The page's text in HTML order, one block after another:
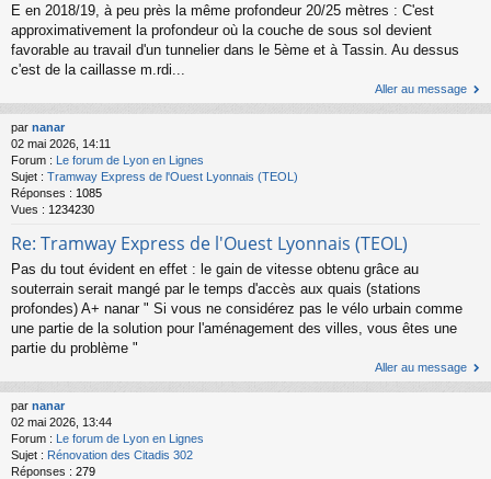
E en 2018/19, à peu près la même profondeur 20/25 mètres : C'est
approximativement la profondeur où la couche de sous sol devient
favorable au travail d'un tunnelier dans le 5ème et à Tassin. Au dessus
c'est de la caillasse m.rdi...
Aller au message
par nanar
02 mai 2026, 14:11
Forum : Le forum de Lyon en Lignes
Sujet : Tramway Express de l'Ouest Lyonnais (TEOL)
Réponses : 1085
Vues : 1234230
Re: Tramway Express de l'Ouest Lyonnais (TEOL)
Pas du tout évident en effet : le gain de vitesse obtenu grâce au
souterrain serait mangé par le temps d'accès aux quais (stations
profondes) A+ nanar " Si vous ne considérez pas le vélo urbain comme
une partie de la solution pour l'aménagement des villes, vous êtes une
partie du problème "
Aller au message
par nanar
02 mai 2026, 13:44
Forum : Le forum de Lyon en Lignes
Sujet : Rénovation des Citadis 302
Réponses : 279